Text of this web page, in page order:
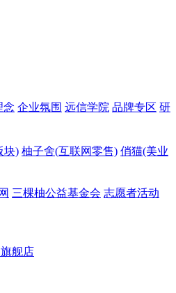
念 企业氛围 远信学院 品牌专区 研
块) 柚子舍(互联网零售) 俏猫(美业
三棵柚公益基金会 志愿者活动
舰店